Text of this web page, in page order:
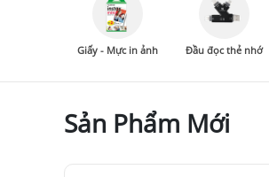
Giấy - Mực in ảnh Đầu đọc thẻ nhớ
Sản Phẩm Mới